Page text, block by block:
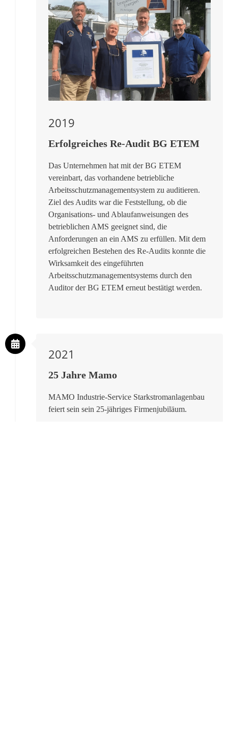
2019
Erfolgreiches Re-Audit BG ETEM
Das Unternehmen hat mit der BG ETEM
vereinbart, das vorhandene betriebliche
Arbeitsschutzmanagementsystem zu auditieren.
Ziel des Audits war die Feststellung, ob die
Organisations- und Ablaufanweisungen des
betrieblichen AMS geeignet sind, die
Anforderungen an ein AMS zu erfüllen. Mit dem
erfolgreichen Bestehen des Re-Audits konnte die
Wirksamkeit des eingeführten
Arbeitsschutzmanagementsystems durch den
Auditor der BG ETEM erneut bestätigt werden.
2021
25 Jahre Mamo
MAMO Industrie-Service Starkstromanlagenbau
feiert sein sein 25-jähriges Firmenjubiläum.